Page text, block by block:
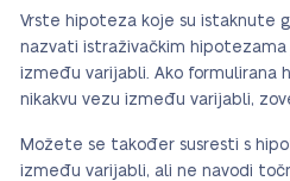
Vrste hipoteza koje su istaknute
nazvati istraživačkim hipotezama
između varijabli. Ako formulirana
nikakvu vezu između varijabli,
Možete se također susresti s
između varijabli, ali ne navodi